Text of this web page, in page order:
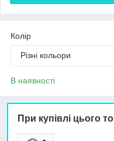
Колір
Різні кольори
В наявності
При купівлі цього